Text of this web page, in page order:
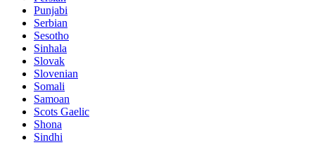
Punjabi
Serbian
Sesotho
Sinhala
Slovak
Slovenian
Somali
Samoan
Scots Gaelic
Shona
Sindhi